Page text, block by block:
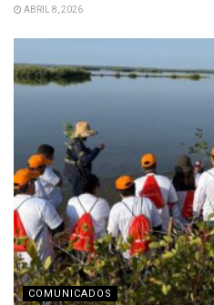
ABRIL 8, 2026
COMUNICADOS